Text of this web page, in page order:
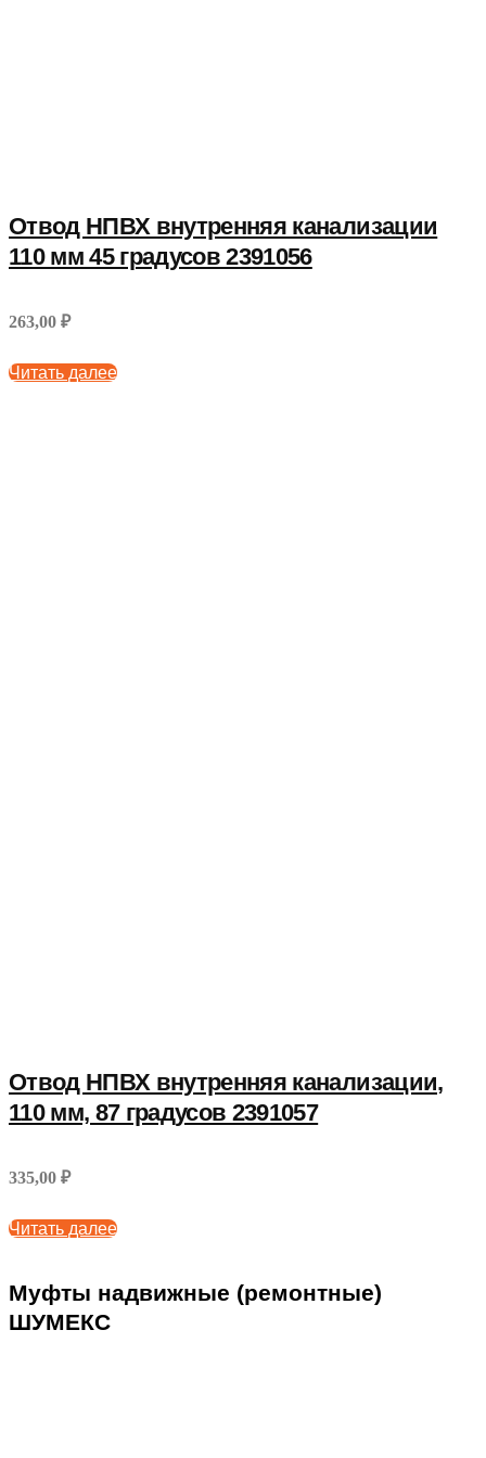
Отвод НПВХ внутренняя канализации
110 мм 45 градусов 2391056
263,00 ₽
Читать далее
Отвод НПВХ внутренняя канализации,
110 мм, 87 градусов 2391057
335,00 ₽
Читать далее
Муфты надвижные (ремонтные)
ШУМЕКС